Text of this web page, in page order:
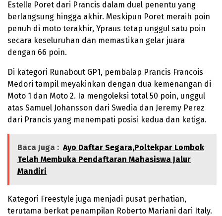
Estelle Poret dari Prancis dalam duel penentu yang
berlangsung hingga akhir. Meskipun Poret meraih poin
penuh di moto terakhir, Ypraus tetap unggul satu poin
secara keseluruhan dan memastikan gelar juara
dengan 66 poin.
Di kategori Runabout GP1, pembalap Prancis Francois
Medori tampil meyakinkan dengan dua kemenangan di
Moto 1 dan Moto 2. Ia mengoleksi total 50 poin, unggul
atas Samuel Johansson dari Swedia dan Jeremy Perez
dari Prancis yang menempati posisi kedua dan ketiga.
Baca Juga : Ayo Daftar Segara,Poltekpar Lombok
Telah Membuka Pendaftaran Mahasiswa Jalur
Mandiri
Kategori Freestyle juga menjadi pusat perhatian,
terutama berkat penampilan Roberto Mariani dari Italy.